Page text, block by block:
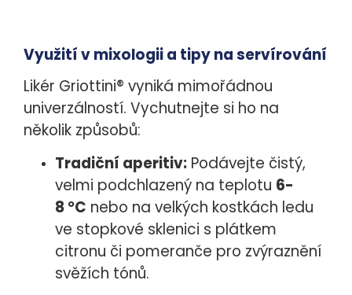
Využití v mixologii a tipy na servírování
Likér Griottini® vyniká mimořádnou
univerzálností. Vychutnejte si ho na
několik způsobů:
Tradiční aperitiv: Podávejte čistý,
velmi podchlazený na teplotu 6-
8 °C nebo na velkých kostkách ledu
ve stopkové sklenici s plátkem
citronu či pomeranče pro zvýraznění
svěžích tónů.